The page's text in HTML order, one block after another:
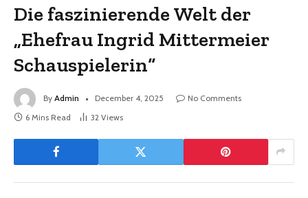
Die faszinierende Welt der
„Ehefrau Ingrid Mittermeier
Schauspielerin“
By Admin December 4, 2025
No Comments
6 Mins Read
32 Views